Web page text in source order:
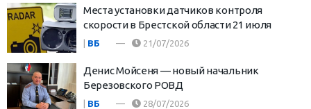
Места установки датчиков контроля
скорости в Брестской области 21 июля
ВБ 21/07/2026
Денис Мойсеня — новый начальник
Березовского РОВД
| ВБ 28/07/2026